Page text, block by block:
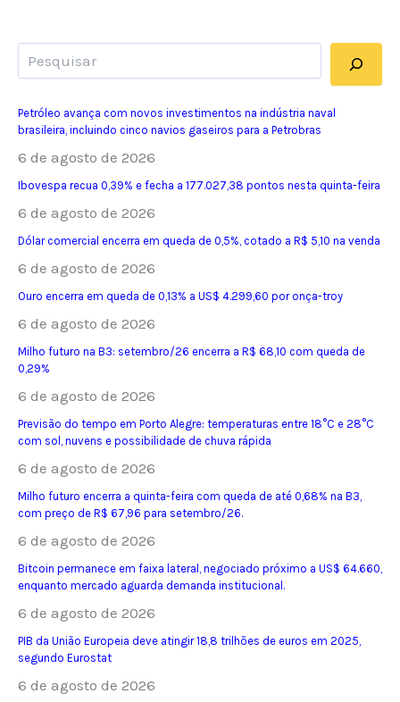
Petróleo avança com novos investimentos na indústria naval
brasileira, incluindo cinco navios gaseiros para a Petrobras
6 de agosto de 2026
Ibovespa recua 0,39% e fecha a 177.027,38 pontos nesta quinta-feira
6 de agosto de 2026
Dólar comercial encerra em queda de 0,5%, cotado a R$ 5,10 na venda
6 de agosto de 2026
Ouro encerra em queda de 0,13% a US$ 4.299,60 por onça-troy
6 de agosto de 2026
Milho futuro na B3: setembro/26 encerra a R$ 68,10 com queda de
0,29%
6 de agosto de 2026
Previsão do tempo em Porto Alegre: temperaturas entre 18°C e 28°C
com sol, nuvens e possibilidade de chuva rápida
6 de agosto de 2026
Milho futuro encerra a quinta-feira com queda de até 0,68% na B3,
com preço de R$ 67,96 para setembro/26.
6 de agosto de 2026
Bitcoin permanece em faixa lateral, negociado próximo a US$ 64.660,
enquanto mercado aguarda demanda institucional.
6 de agosto de 2026
PIB da União Europeia deve atingir 18,8 trilhões de euros em 2025,
segundo Eurostat
6 de agosto de 2026